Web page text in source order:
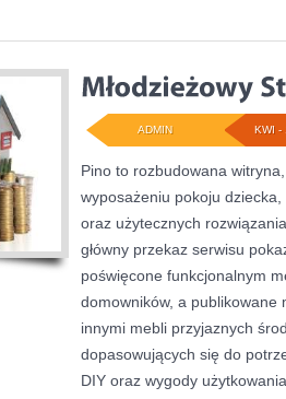
KWI -
ADMIN
Pino to rozbudowana
wyposażeniu pokoju
oraz użytecznych
główny przekaz serwisu
poświęcone funkcjonalnym
domowników, a publikowane
innymi mebli przyjaznych
dopasowujących się do
DIY oraz wygody